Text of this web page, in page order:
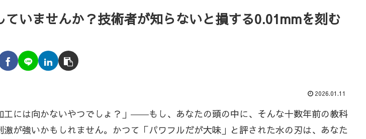
いませんか？技術者が知らないと損する0.01mmを刻む
2026.01.11
工には向かないやつでしょ？」――もし、あなたの頭の中に、そんな十数年前の教科
が強いかもしれません。かつて「パワフルだが大味」と評された水の刃は、あなた